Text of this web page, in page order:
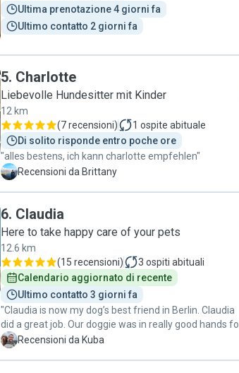
Ultima prenotazione 4 giorni fa
Ultimo contatto 2 giorni fa
5. Charlotte
Liebevolle Hundesitter mit Kinder
12 km
(7 recensioni) 1 ospite abituale
Di solito risponde entro poche ore
"alles bestens, ich kann charlotte empfehlen"
B Recensioni da Brittany
6. Claudia
Here to take happy care of your pets
12.6 km
(15 recensioni) 3 ospiti abituali
Calendario aggiornato di recente
Ultimo contatto 3 giorni fa
"Claudia is now my dog’s best friend in Berlin. Claudia
did a great job. Our doggie was in really good hands for
2days. We had perfect communication with Claudia
K Recensioni da Kuba